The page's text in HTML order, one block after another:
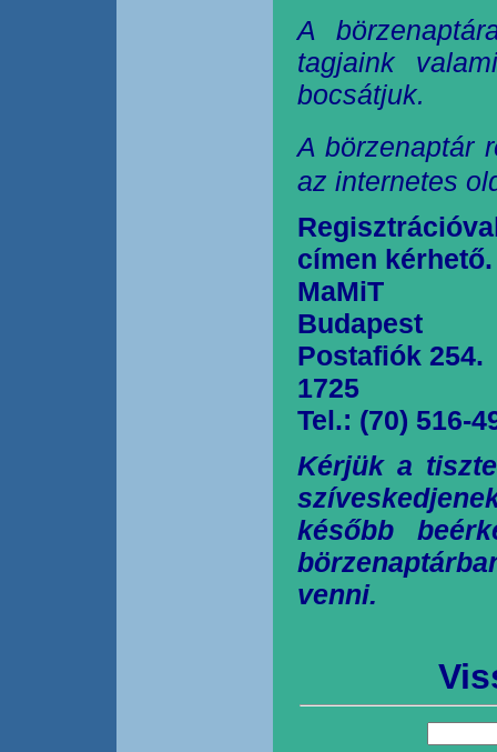
A
tagjaink
bocsátjuk.
A börzenaptár
az internetes
címen kérhető.
MaMiT
Budapest
Postafiók 254.
1725
Tel.: (70) 516-
Kérjük a
később
venni.